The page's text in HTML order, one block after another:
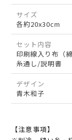
サイズ
各約20x30cm
セット内容
印刷線入り布（
糸通し/説明書
デザイン
青木和子
【注意事項】